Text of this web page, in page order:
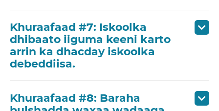
Khuraafaad #7: Iskoolka
dhibaato iiguma keeni karto
arrin ka dhacday iskoolka
debeddiisa.
Khuraafaad #8: Baraha